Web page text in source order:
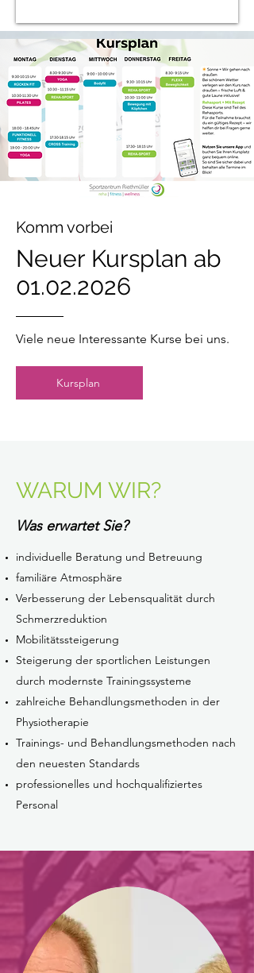
Komm vorbei
Neuer Kursplan ab
01.02.2026
Viele neue Interessante Kurse bei uns.
Kursplan
WARUM WIR?
Was erwartet Sie?
individuelle Beratung und Betreuung
familiäre Atmosphäre
Verbesserung der Lebensqualität durch
Schmerzreduktion
Mobilitätssteigerung
Steigerung der sportlichen Leistungen
durch modernste Trainingssysteme
zahlreiche Behandlungsmethoden in der
Physiotherapie
Trainings- und Behandlungsmethoden nach
den neuesten Standards
professionelles und hochqualifiziertes
Personal